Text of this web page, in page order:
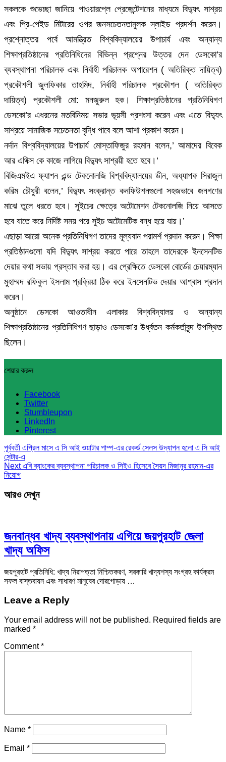
সকলকে শুভেচ্ছা জানিয়ে পাওয়ারপ্লে প্রেজেন্টেশনের মাধ্যমে বিদ্যুৎ সাশ্রয়
এবং প্রি-পেইড মিটারের ওপর জনসচেতনতামুলক স্লাইড প্রদর্শন করেন।
প্রশ্নোত্তর পর্বে আমন্ত্রিত বিশ্ববিদ্যালয়ের উপাচার্য এবং অন্যান্য
শিক্ষাপ্রতিষ্ঠানের প্রতিনিধিদের বিভিন্ন প্রশ্নের উত্তর দেন ডেসকো’র
ব্যবস্থাপনা পরিচালক এবং নির্বাহী পরিচালক অপারেশন ( অতিরিক্ত দায়িত্ব)
প্রকৌশলী জুলফিকার তাহমিদ, নির্বাহী পরিচালক প্রকৌশল ( অতিরিক্ত
দায়িত্ব) প্রকৌশলী মো: মনজুরুল হক। শিক্ষাপ্রতিষ্ঠানের প্রতিনিধিগণ
ডেসকো’র এধরনের মতবিনিময় সভার ভূয়সী প্রশংসা করেন এবং এতে বিদ্যুৎ
সাশ্রয়ে সামাজিক সচেতনতা বৃদ্ধি পাবে বলে আশা প্রকাশ করেন।
নর্দান বিশ্ববিদ্যালয়ের উপাচার্য মোস্তাফিজুর রহমান বলেন,’ আমাদের বিবেক
আর এথিক্স কে কাজে লাগিয়ে বিদ্যুৎ সাশ্রয়ী হতে হবে।’
বিজিএমইএ ফ্যাশন এন্ড টেকনোলজি বিশ্ববিদ্যালয়ের ডীন, অধ্যাপক সিরাজুল
করিম চৌধুরী বলেন,’ বিদ্যুৎ সংক্রান্ত কনফিউশনগুলো সহজভাবে জনগণের
মাঝে তুলে ধরতে হবে। সুইচের ক্ষেত্রে অটোমেশন টেকনোলজি নিয়ে আসতে
হবে যাতে করে নির্দিষ্ট সময় পরে সুইচ অটোমেটিক বন্ধ হয়ে যায়।’
এছাড়া আরো অনেক প্রতিনিধিগণ তাদের মূল্যবান পরামর্শ প্রদান করেন। শিক্ষা
প্রতিষ্ঠানগুলো যদি বিদ্যুৎ সাশ্রয় করতে পারে তাহলে তাদেরকে ইনসেনটিভ
দেয়ার কথা সভায় প্রস্তাব করা হয়। এর প্রেক্ষিতে ডেসকো বোর্ডের চেয়ারম্যান
মুহাম্মদ রফিকুল ইসলাম প্রক্রিয়া ঠিক করে ইনসেনটিভ দেয়ার আশ্বাস প্রদান
করেন।
অনুষ্ঠানে ডেসকো আওতাধীন এলাকার বিশ্ববিদ্যালয় ও অন্যান্য
শিক্ষাপ্রতিষ্ঠানের প্রতিনিধিগণ ছাড়াও ডেসকো’র উর্ধ্বতন কর্মকর্তাবৃন্দ উপস্থিত
ছিলেন।
শেয়ার করুন
Facebook
Twitter
Stumbleupon
LinkedIn
Pinterest
পূর্ববর্তী এপ্রিল মাসে এ সি আই ওয়াটার পাম্প-এর রেকর্ড সেলস উদ্‌যাপন হলো এ সি আই
সেন্টার-এ
Nextএবি ব্যাংকের ব্যবস্থাপনা পরিচালক ও সিইও হিসেবে সৈয়দ মিজানুর রহমান-এর
নিয়োগ
আরও দেখুন
জনবান্ধব খাদ্য ব্যবস্থাপনায় এগিয়ে জয়পুরহাট জেলা
খাদ্য অফিস
জয়পুরহাট প্রতিনিধি: খাদ্য নিরাপত্তা নিশ্চিতকরণ, সরকারি খাদ্যশস্য সংগ্রহ কার্যক্রম
সফল বাস্তবায়ন এবং সাধারণ মানুষের দোরগোড়ায় …
Leave a Reply
Your email address will not be published. Required fields are
marked *
Comment*
Name *
Email *